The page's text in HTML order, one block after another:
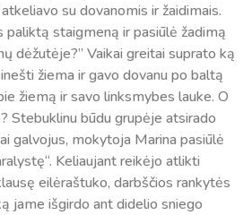
su dovanomis ir žaidimais.
staigmeną ir pasiūlė žadimą
dėžutėje?” Vaikai greitai suprato ką
žiema ir gavo dovanu po baltą
žiemą ir savo linksmybes lauke. O
Stebuklinu būdu grupėje atsirado
galvojus, mokytoja Marina pasiūlė
Keliaujant reikėjo atlikti
eilėraštuko, darbščios rankytės
jame išgirdo ant didelio sniego